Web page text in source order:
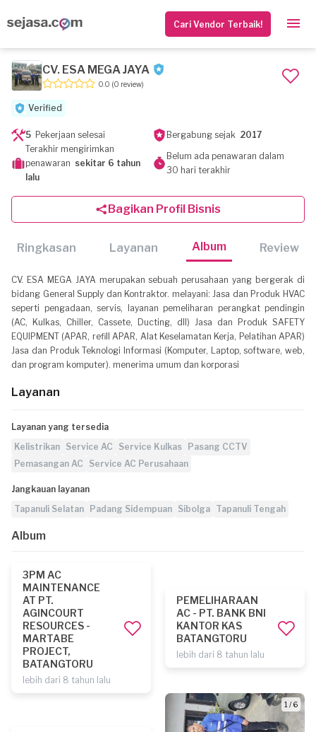
Cari Vendor Terbaik!
CV. ESA MEGA JAYA
0.0 (0 review)
Verified
5 Pekerjaan selesai Bergabung sejak 2017
Terakhir mengirimkan
penawaran sekitar 6 tahun
lalu
Belum ada penawaran dalam
30 hari terakhir
Bagikan Profil Bisnis
Ringkasan Layanan Album Review
CV. ESA MEGA JAYA merupakan sebuah perusahaan yang bergerak di
bidang General Supply dan Kontraktor. melayani: Jasa dan Produk HVAC
seperti pengadaan, servis, layanan pemeliharan perangkat pendingin
(AC, Kulkas, Chiller, Cassete, Ducting, dll) Jasa dan Produk SAFETY
EQUIPMENT (APAR, refill APAR, Alat Keselamatan Kerja, Pelatihan APAR)
Jasa dan Produk Teknologi Informasi (Komputer, Laptop, software, web,
dan program komputer). menerima umum dan korporasi
Layanan
Layanan yang tersedia
Kelistrikan Service AC Service Kulkas
Pasang CCTV
Pemasangan AC
Service AC Perusahaan
Jangkauan layanan
Tapanuli Selatan
Padang Sidempuan Sibolga Tapanuli Tengah
Album
3PM AC
MAINTENANCE
AT PT.
AGINCOURT
RESOURCES -
MARTABE
PROJECT,
BATANGTORU
lebih dari 8 tahun lalu
PEMELIHARAAN
AC - PT. BANK BNI
KANTOR KAS
BATANGTORU
lebih dari 8 tahun lalu
1 / 6